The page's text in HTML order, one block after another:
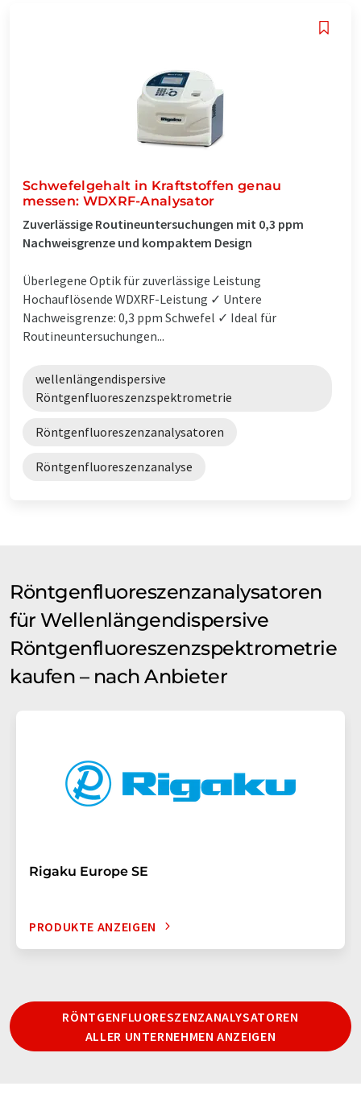
Schwefelgehalt in Kraftstoffen genau
messen: WDXRF-Analysator
Zuverlässige Routineuntersuchungen mit 0,3 ppm
Nachweisgrenze und kompaktem Design
Überlegene Optik für zuverlässige Leistung
Hochauflösende WDXRF-Leistung ✓ Untere
Nachweisgrenze: 0,3 ppm Schwefel ✓ Ideal für
Routineuntersuchungen...
wellenlängendispersive
Röntgenfluoreszenzspektrometrie
Röntgenfluoreszenzanalysatoren
Röntgenfluoreszenzanalyse
Röntgenfluoreszenzanalysatoren
für Wellenlängendispersive
Röntgenfluoreszenzspektrometrie
kaufen – nach Anbieter
Rigaku Europe SE
PRODUKTE ANZEIGEN
RÖNTGENFLUORESZENZANALYSATOREN
ALLER UNTERNEHMEN ANZEIGEN